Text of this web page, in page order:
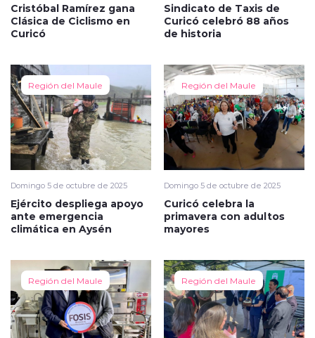
Cristóbal Ramírez gana
Clásica de Ciclismo en
Curicó
Sindicato de Taxis de
Curicó celebró 88 años
de historia
Región del Maule
Domingo 5 de octubre de 2025
Ejército despliega apoyo
ante emergencia
climática en Aysén
Región del Maule
Domingo 5 de octubre de 2025
Curicó celebra la
primavera con adultos
mayores
Región del Maule Región del Maule